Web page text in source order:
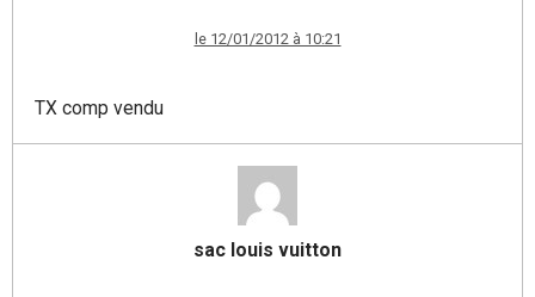
le 12/01/2012 à 10:21
TX comp vendu
sac louis vuitton